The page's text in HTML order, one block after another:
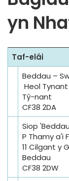
yn
Taf-elái
Beddau –
Heol Tynant
Tŷ-nant
CF38 2DA
Siop
P Thamy a'i
11 Cilgant y
Beddau
CF38 2DW